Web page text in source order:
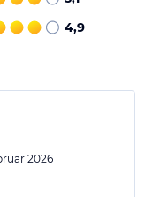
4,9
2026